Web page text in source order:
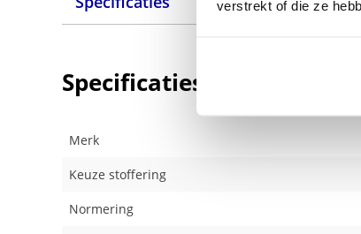
verstrekt of die ze
Specificaties
Merk
Keuze stoffering
Normering